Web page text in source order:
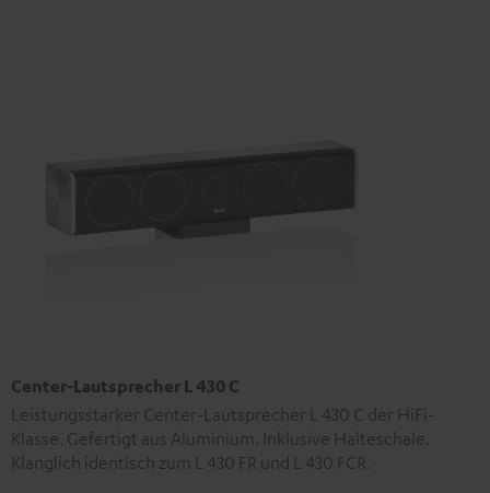
Center-Lautsprecher L 430 C
Leistungsstarker Center-Lautsprecher L 430 C der HiFi-
Klasse. Gefertigt aus Aluminium. Inklusive Halteschale.
Klanglich identisch zum L 430 FR und L 430 FCR.